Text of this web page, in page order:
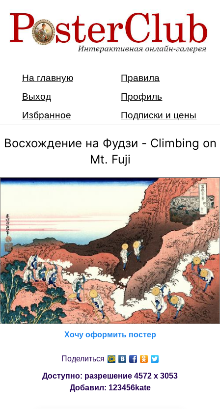
На главную
Правила
Выход
Профиль
Избранное
Подписки и цены
Восхождение на Фудзи - Climbing on
Mt. Fuji
Хочу оформить постер
Поделиться
Доступно: разрешение 4572 x 3053
Добавил: 123456kate